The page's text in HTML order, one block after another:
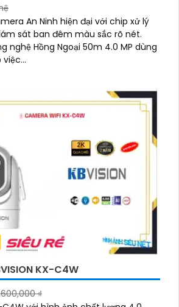
An Ninh hiện đại với chip xử lý
sát ban đêm màu sắc rõ nét.
nghệ Hồng Ngoại 50m 4.0 MP dùng
KX-C4W
₫